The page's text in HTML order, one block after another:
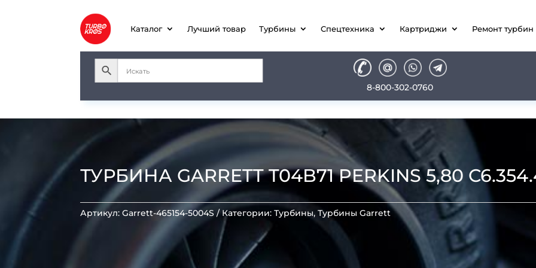
Каталог Лучший товар Турбины Спецтехника Картриджи Ремонт турбин
8-800-302-0760
ТУРБИНА GARRETT T04B71 PERKINS 5,80
Артикул:Garrett-465154-5004S Категории:Турбины,Турбины Garrett